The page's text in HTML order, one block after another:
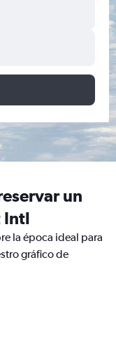
un
Intl
la época ideal para
gráfico de